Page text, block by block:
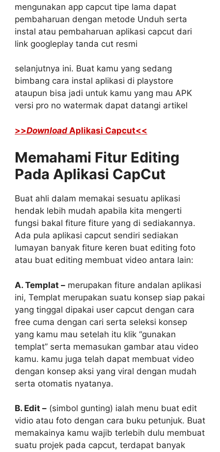
mengunakan app capcut tipe lama dapat
pembaharuan dengan metode Unduh serta
instal atau pembaharuan aplikasi capcut dari
link googleplay tanda cut resmi
selanjutnya ini. Buat kamu yang sedang
bimbang cara instal aplikasi di playstore
ataupun bisa jadi untuk kamu yang mau APK
versi pro no watermak dapat datangi artikel
>>Download Aplikasi Capcut<<
Memahami Fitur Editing
Pada Aplikasi CapCut
Buat ahli dalam memakai sesuatu aplikasi
hendak lebih mudah apabila kita mengerti
fungsi bakal fiture fiture yang di sediakannya.
Ada pula aplikasi capcut sendiri sediakan
lumayan banyak fiture keren buat editing foto
atau buat editing membuat video antara lain:
A. Templat – merupakan fiture andalan aplikasi
ini, Templat merupakan suatu konsep siap pakai
yang tinggal dipakai user capcut dengan cara
free cuma dengan cari serta seleksi konsep
yang kamu mau setelah itu klik “gunakan
templat” serta memasukan gambar atau video
kamu. kamu juga telah dapat membuat video
dengan konsep aksi yang viral dengan mudah
serta otomatis nyatanya.
B. Edit – (simbol gunting) ialah menu buat edit
vidio atau foto dengan cara buku petunjuk. Buat
memakainya kamu wajib terlebih dulu membuat
suatu projek pada capcut, terdapat banyak